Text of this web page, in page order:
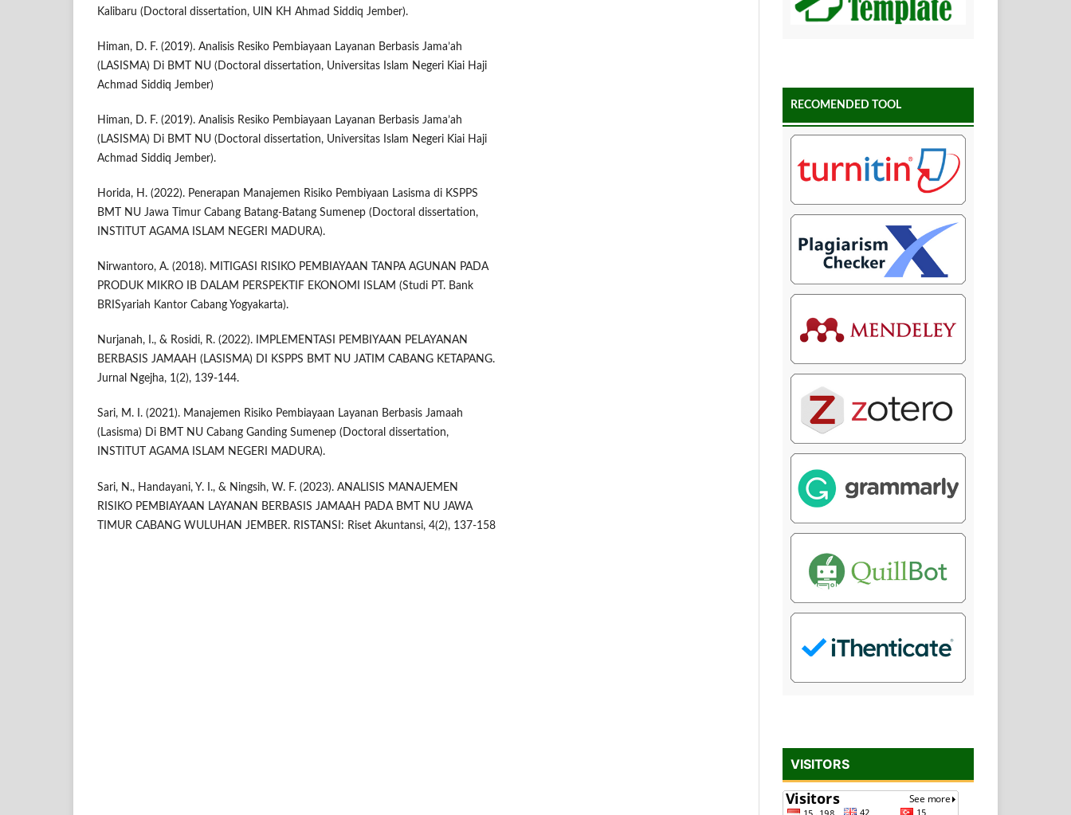
Kalibaru (Doctoral dissertation, UIN KH Ahmad Siddiq Jember).
Himan, D. F. (2019). Analisis Resiko Pembiayaan Layanan Berbasis Jama’ah
(LASISMA) Di BMT NU (Doctoral dissertation, Universitas Islam Negeri Kiai Haji
Achmad Siddiq Jember)
Himan, D. F. (2019). Analisis Resiko Pembiayaan Layanan Berbasis Jama’ah
(LASISMA) Di BMT NU (Doctoral dissertation, Universitas Islam Negeri Kiai Haji
Achmad Siddiq Jember).
Horida, H. (2022). Penerapan Manajemen Risiko Pembiyaan Lasisma di KSPPS
BMT NU Jawa Timur Cabang Batang-Batang Sumenep (Doctoral dissertation,
INSTITUT AGAMA ISLAM NEGERI MADURA).
Nirwantoro, A. (2018). MITIGASI RISIKO PEMBIAYAAN TANPA AGUNAN PADA
PRODUK MIKRO IB DALAM PERSPEKTIF EKONOMI ISLAM (Studi PT. Bank
BRISyariah Kantor Cabang Yogyakarta).
Nurjanah, I., & Rosidi, R. (2022). IMPLEMENTASI PEMBIYAAN PELAYANAN
BERBASIS JAMAAH (LASISMA) DI KSPPS BMT NU JATIM CABANG KETAPANG.
Jurnal Ngejha, 1(2), 139-144.
Sari, M. I. (2021). Manajemen Risiko Pembiayaan Layanan Berbasis Jamaah
(Lasisma) Di BMT NU Cabang Ganding Sumenep (Doctoral dissertation,
INSTITUT AGAMA ISLAM NEGERI MADURA).
Sari, N., Handayani, Y. I., & Ningsih, W. F. (2023). ANALISIS MANAJEMEN
RISIKO PEMBIAYAAN LAYANAN BERBASIS JAMAAH PADA BMT NU JAWA
TIMUR CABANG WULUHAN JEMBER. RISTANSI: Riset Akuntansi, 4(2), 137-158
RECOMENDED TOOL
VISITORS